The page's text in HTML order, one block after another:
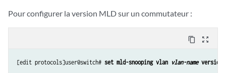
Pour configurer la version MLD sur un commutateur :
content_copy zoom_out_map
[edit protocols]user@switch# set mld-snooping vlan vlan-name version